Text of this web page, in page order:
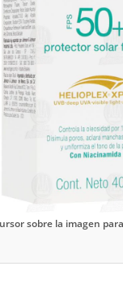
sobre la imagen